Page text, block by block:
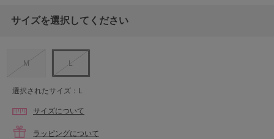
サイズを選択してください
M L
選択されたサイズ：L
サイズについて
ラッピングについて